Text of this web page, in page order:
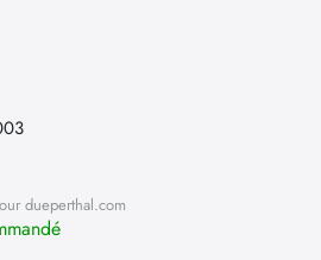
dueperthal.com